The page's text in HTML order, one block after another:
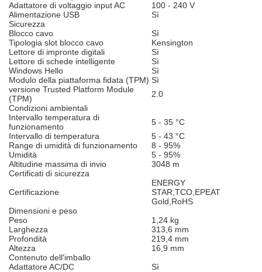
Adattatore di voltaggio input AC
100 - 240 V
Alimentazione USB
Sì
Sicurezza
Blocco cavo
Sì
Tipologia slot blocco cavo
Kensington
Lettore di impronte digitali
Sì
Lettore di schede intelligente
Sì
Windows Hello
Sì
Modulo della piattaforma fidata (TPM) Sì
versione Trusted Platform Module
(TPM)
2.0
Condizioni ambientali
Intervallo temperatura di
funzionamento
5 - 35 °C
Intervallo di temperatura
5 - 43 °C
Range di umidità di funzionamento
8 - 95%
Umidità
5 - 95%
Altitudine massima di invio
3048 m
Certificati di sicurezza
Certificazione
ENERGY
STAR,TCO,EPEAT
Gold,RoHS
Dimensioni e peso
Peso
1,24 kg
Larghezza
313,6 mm
Profondità
219,4 mm
Altezza
16,9 mm
Contenuto dell'imballo
Adattatore AC/DC
Sì